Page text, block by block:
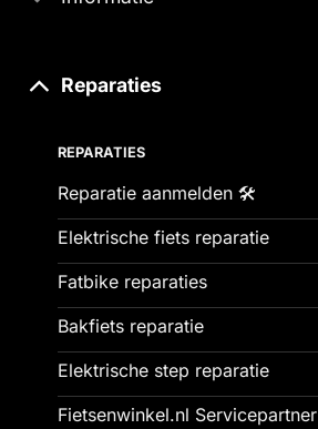
Reparaties
REPARATIES
Reparatie aanmelden 🛠️
Elektrische fiets reparatie
Fatbike reparaties
Bakfiets reparatie
Elektrische step reparatie
Fietsenwinkel.nl Servicepartner